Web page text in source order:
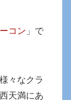
コン 」で
々なクラ
天満にあ